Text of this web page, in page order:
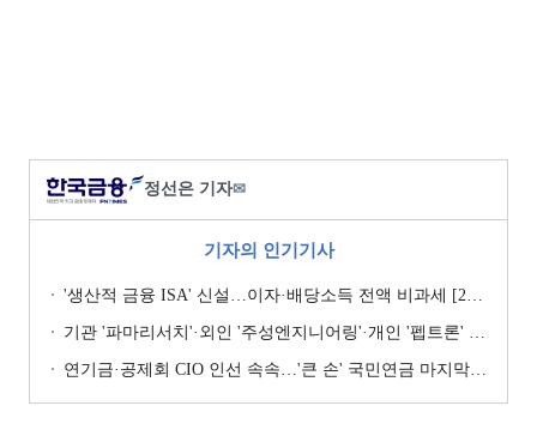
정선은 기자✉
기자의 인기기사
'생산적 금융 ISA' 신설…이자·배당소득 전액 비과세 [2026 세제개편안]
기관 '파마리서치'·외인 '주성엔지니어링'·개인 '펩트론' 1위 [주간 코스닥 순매수- 2026년 7월27일~7월31일]
연기금·공제회 CIO 인선 속속…'큰 손' 국민연금 마지막 타자